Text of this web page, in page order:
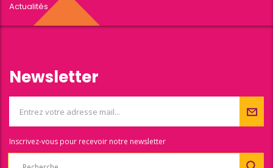
Actualités
Newsletter
Inscrivez-vous pour recevoir notre newsletter